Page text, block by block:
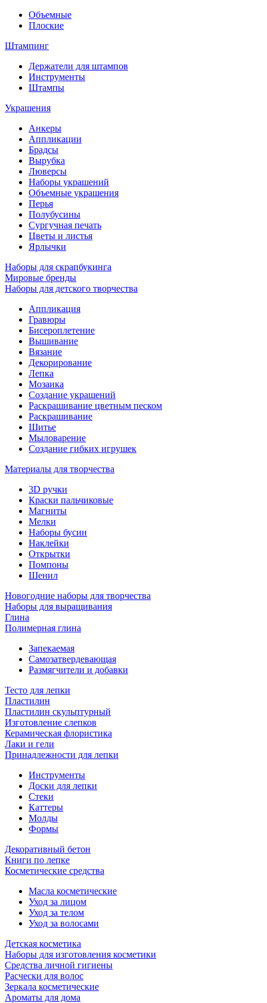
Объемные
Плоские
Штампинг
Держатели для штампов
Инструменты
Штампы
Украшения
Анкеры
Аппликации
Брадсы
Вырубка
Люверсы
Наборы украшений
Объемные украшения
Перья
Полубусины
Сургучная печать
Цветы и листья
Ярлычки
Наборы для скрапбукинга
Мировые бренды
Наборы для детского творчества
Аппликация
Гравюры
Бисероплетение
Вышивание
Вязание
Декорирование
Лепка
Мозаика
Создание украшений
Раскрашивание цветным песком
Раскрашивание
Шитье
Мыловарение
Создание гибких игрушек
Материалы для творчества
3D ручки
Краски пальчиковые
Магниты
Мелки
Наборы бусин
Наклейки
Открытки
Помпоны
Шенил
Новогодние наборы для творчества
Наборы для выращивания
Глина
Полимерная глина
Запекаемая
Самозатвердевающая
Размягчители и добавки
Тесто для лепки
Пластилин
Пластилин скульптурный
Изготовление слепков
Керамическая флористика
Лаки и гели
Принадлежности для лепки
Инструменты
Доски для лепки
Стеки
Каттеры
Молды
Формы
Декоративный бетон
Книги по лепке
Косметические средства
Масла косметические
Уход за лицом
Уход за телом
Уход за волосами
Детская косметика
Наборы для изготовления косметики
Средства личной гигиены
Расчески для волос
Зеркала косметические
Ароматы для дома